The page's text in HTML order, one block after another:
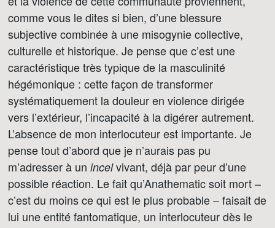
comme vous le dites si bien, d’une blessure
subjective combinée à une misogynie collective,
culturelle et historique. Je pense que c’est une
caractéristique très typique de la masculinité
hégémonique : cette façon de transformer
systématiquement la douleur en violence dirigée
vers l’extérieur, l’incapacité à la digérer autrement.
L’absence de mon interlocuteur est importante. Je
pense tout d’abord que je n’aurais pas pu
m’adresser à un incelvivant, déjà par peur d’une
possible réaction. Le fait qu’Anathematic soit mort –
c’est du moins ce qui est le plus probable – faisait de
lui une entité fantomatique, un interlocuteur dès le